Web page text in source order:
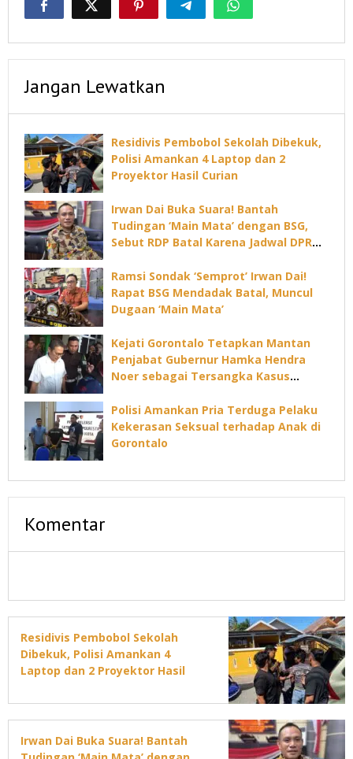
Jangan Lewatkan
Residivis Pembobol Sekolah Dibekuk,
Polisi Amankan 4 Laptop dan 2
Proyektor Hasil Curian
Irwan Dai Buka Suara! Bantah
Tudingan ‘Main Mata’ dengan BSG,
Sebut RDP Batal Karena Jadwal DPRD
Ramsi Sondak ‘Semprot’ Irwan Dai!
Rapat BSG Mendadak Batal, Muncul
Dugaan ‘Main Mata’
Kejati Gorontalo Tetapkan Mantan
Penjabat Gubernur Hamka Hendra
Noer sebagai Tersangka Kasus
Polisi Amankan Pria Terduga Pelaku
Kekerasan Seksual terhadap Anak di
Gorontalo
Komentar
Residivis Pembobol Sekolah
Dibekuk, Polisi Amankan 4
Laptop dan 2 Proyektor Hasil
Irwan Dai Buka Suara! Bantah